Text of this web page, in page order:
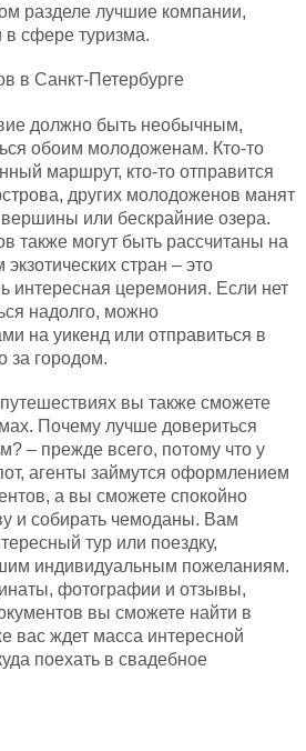
разделе лучшие компании,
в сфере туризма.
в Санкт-Петербурге
должно быть необычным,
обоим молодоженам. Кто-то
маршрут, кто-то отправится
других молодоженов манят
или бескрайние озера.
также могут быть рассчитаны на
стран – это
интересная церемония. Если нет
надолго, можно
на уикенд или отправиться в
за городом.
вы также сможете
Почему лучше довериться
– прежде всего, потому что у
агенты займутся оформлением
а вы сможете спокойно
и собирать чемоданы. Вам
тур или поездку,
индивидуальным пожеланиям.
фотографии и отзывы,
вы сможете найти в
вас ждет масса интересной
поехать в свадебное